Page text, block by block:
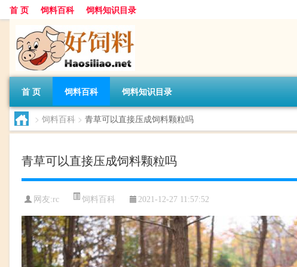
首 页 饲料百科 饲料知识目录
首 页 饲料百科 饲料知识目录
> 饲料百科 > 青草可以直接压成饲料颗粒吗
青草可以直接压成饲料颗粒吗
网友:rc 饲料百科 2021-12-27 11:57:52